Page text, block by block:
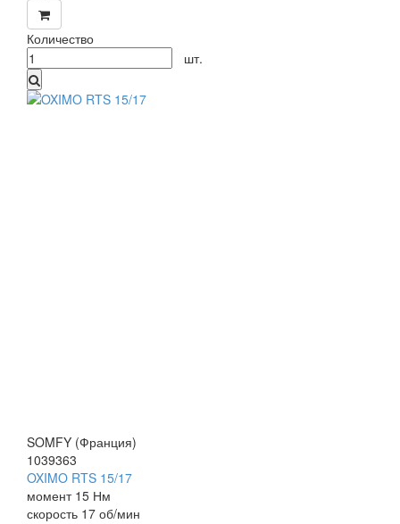
Количество
шт.
SOMFY (Франция)
1039363
OXIMO RTS 15/17
момент 15 Нм
скорость 17 об/мин